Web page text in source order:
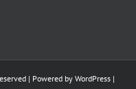
| Powered by WordPress|